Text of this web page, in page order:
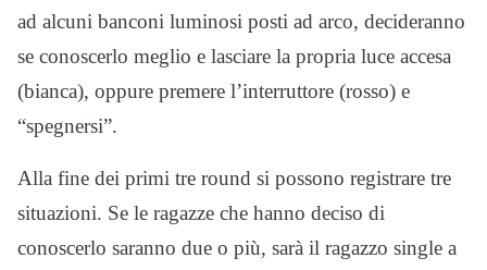
ad alcuni banconi luminosi posti ad arco, decideranno
se conoscerlo meglio e lasciare la propria luce accesa
(bianca), oppure premere l’interruttore (rosso) e
“spegnersi”.
Alla fine dei primi tre round si possono registrare tre
situazioni. Se le ragazze che hanno deciso di
conoscerlo saranno due o più, sarà il ragazzo single a